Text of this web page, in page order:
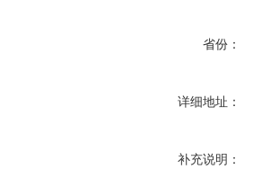
省份：
详细地址：
补充说明：